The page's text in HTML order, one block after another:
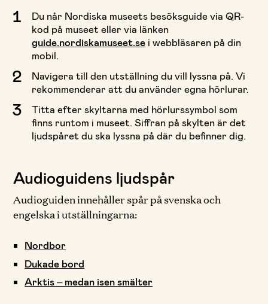
Du når Nordiska museets besöksguide via QR-
kod på museet eller via länken
guide.nordiskamuseet.se i webbläsaren på din
mobil.
Navigera till den utställning du vill lyssna på. Vi
rekommenderar att du använder egna hörlurar.
Titta efter skyltarna med hörlurssymbol som
finns runtom i museet. Siffran på skylten är det
ljudspåret du ska lyssna på där du befinner dig.
Audioguidens ljudspår
Audioguiden innehåller spår på svenska och
engelska i utställningarna:
Nordbor
Dukade bord
Arktis – medan isen smälter